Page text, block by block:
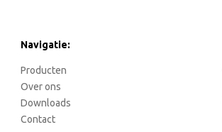
Navigatie:
Producten
Over ons
Downloads
Contact